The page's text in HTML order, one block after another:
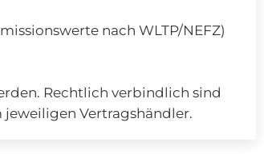
nach WLTP/NEFZ)
Rechtlich verbindlich sind
Vertragshändler.